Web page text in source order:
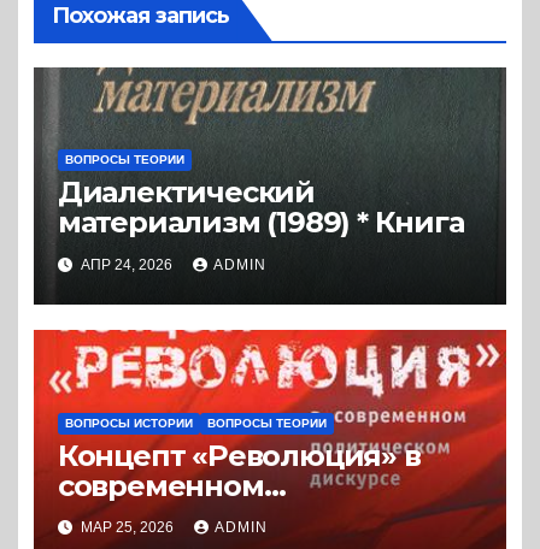
Похожая запись
ВОПРОСЫ ТЕОРИИ
Диалектический
материализм (1989) * Книга
АПР 24, 2026 ADMIN
ВОПРОСЫ ИСТОРИИ ВОПРОСЫ ТЕОРИИ
Концепт «Революция» в
современном
политическом дискурсе
МАР 25, 2026 ADMIN